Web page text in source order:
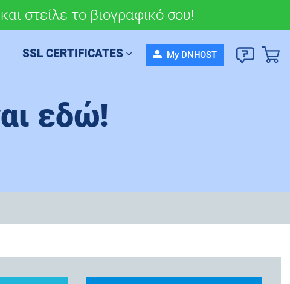
στείλε το βιογραφικό σου!
σου πορεία σήμερα!
SSL CERTIFICATES My DNHOST
εδώ!